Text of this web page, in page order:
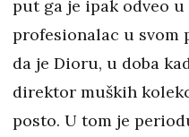
put ga je ipak odveo
profesionalac u svom
da je Dioru, u doba
direktor muških
posto. U tom je